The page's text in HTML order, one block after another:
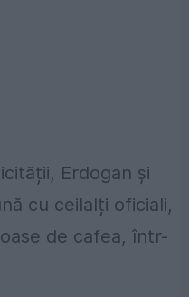
Erdogan şi
cu ceilalți oficiali,
de cafea, într-